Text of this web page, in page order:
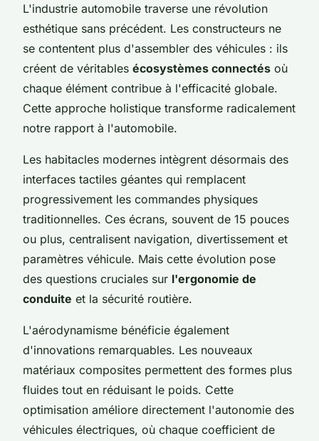
L'industrie automobile traverse une révolution
esthétique sans précédent. Les constructeurs ne
se contentent plus d'assembler des véhicules : ils
créent de véritables écosystèmes connectés où
chaque élément contribue à l'efficacité globale.
Cette approche holistique transforme radicalement
notre rapport à l'automobile.
Les habitacles modernes intègrent désormais des
interfaces tactiles géantes qui remplacent
progressivement les commandes physiques
traditionnelles. Ces écrans, souvent de 15 pouces
ou plus, centralisent navigation, divertissement et
paramètres véhicule. Mais cette évolution pose
des questions cruciales sur l'ergonomie de
conduite et la sécurité routière.
L'aérodynamisme bénéficie également
d'innovations remarquables. Les nouveaux
matériaux composites permettent des formes plus
fluides tout en réduisant le poids. Cette
optimisation améliore directement l'autonomie des
véhicules électriques, où chaque coefficient de